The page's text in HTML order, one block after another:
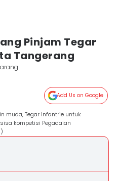
Pinjam Tegar
Tangerang
Add Us on Google
muda, Tegar Infantrie untuk
kompetisi Pegadaian